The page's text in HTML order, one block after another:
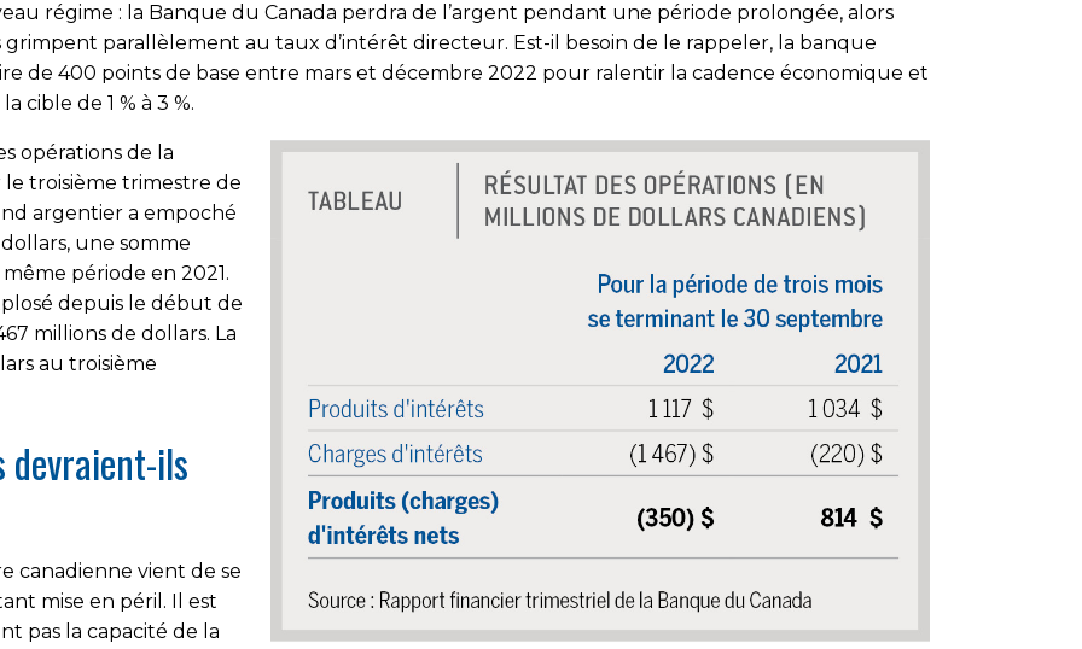
régime : la Banque du Canada perdra de l’argent pendant une période prolongée, alors
grimpent parallèlement au taux d’intérêt directeur. Est-il besoin de le rappeler, la banque
de 400 points de base entre mars et décembre 2022 pour ralentir la cadence économique et
cible de 1 % à 3 %.
opérations de la
troisième trimestre de
argentier a empoché
une somme
période en 2021.
depuis le début de
millions de dollars. La
au troisième
devraient-ils
canadienne vient de se
mise en péril. Il est
pas la capacité de la